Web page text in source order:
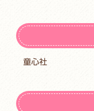
童心社